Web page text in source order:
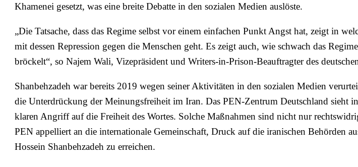
Khamenei gesetzt, was eine breite Debatte in den sozialen Medien auslöste.
„Die Tatsache, dass das Regime selbst vor einem einfachen Punkt Angst hat, zeigt in
mit dessen Repression gegen die Menschen geht. Es zeigt auch, wie schwach das
bröckelt“, so Najem Wali, Vizepräsident und Writers-in-Prison-Beauftragter des
Shanbehzadeh war bereits 2019 wegen seiner Aktivitäten in den sozialen Medien
die Unterdrückung der Meinungsfreiheit im Iran. Das PEN-Zentrum Deutschland sieht
klaren Angriff auf die Freiheit des Wortes. Solche Maßnahmen sind nicht nur
PEN appelliert an die internationale Gemeinschaft, Druck auf die iranischen Behörden
Hossein Shanbehzadeh zu erreichen.